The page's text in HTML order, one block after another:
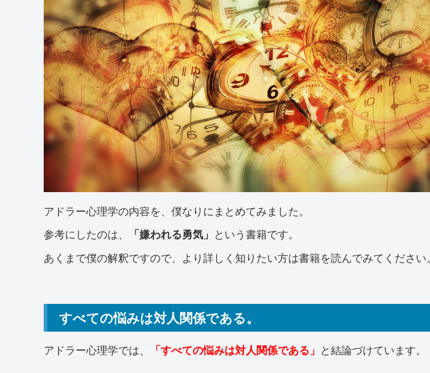
アドラー心理学の内容を、僕なりにまとめてみました。
参考にしたのは、
「嫌われる勇気」 という書籍です。
あくまで僕の解釈ですので、より詳しく知りたい方は書籍を読んでみてください。
すべての悩みは対人関係である。
アドラー心理学では、 「すべての悩みは対人関係である」 と結論づけています。